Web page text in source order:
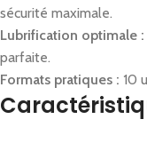
sécurité maximale.
Lubrification optimale :
parfaite.
Formats pratiques : 10